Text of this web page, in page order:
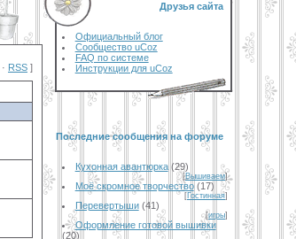
· RSS ]
Друзья сайта
Официальный блог
Сообщество uCoz
FAQ по системе
Инструкции для uCoz
Последние сообщения на форуме
Кухонная авантюрка (29)
[Вышиваем]
Моё скромное творчество (17)
[Гостинная]
Перевертыши (41)
[игры]
Оформление готовой вышивки
(20)